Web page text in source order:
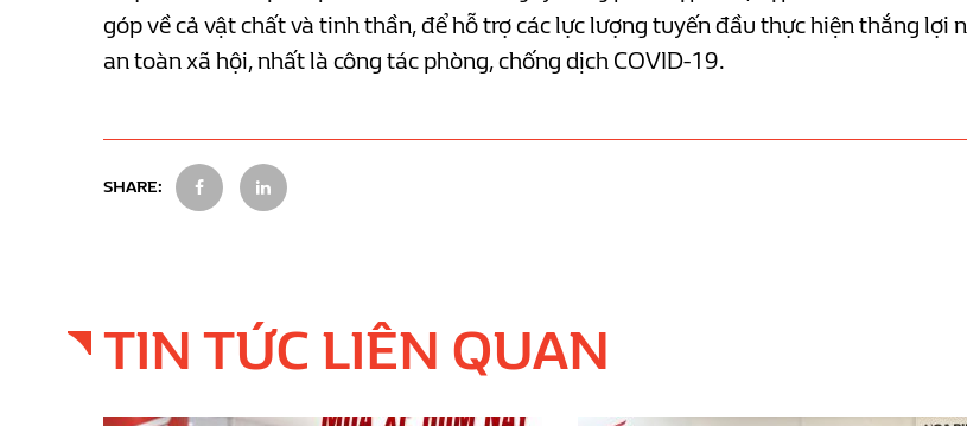
góp về cả vật chất và tinh thần, để hỗ trợ các lực lượng tuyến đầu thực hiện thắng lợi
an toàn xã hội, nhất là công tác phòng, chống dịch COVID-19.
SHARE:
TIN TỨC LIÊN QUAN